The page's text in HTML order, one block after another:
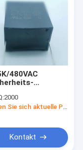
480VAC
Filter
2000
Kontakt